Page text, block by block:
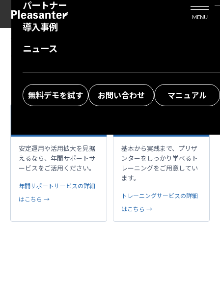
活用シーン
Enterprise Edition
パートナー
プリザンタービジネスを検討中の方
導入事例
ニュース
無料デモを試す お問い合わせ マニュアル
MENU
2025/12/09
テーブルの管理：項目：ID
安定運用や活用拡大を見据
えるなら、年間サポートサ
ービスをご活用ください。
年間サポートサービスの詳細
はこちら →
基本から実践まで、プリザ
ンターをしっかり学べるト
レーニングをご用意してい
ます。
トレーニングサービスの詳細
はこちら →